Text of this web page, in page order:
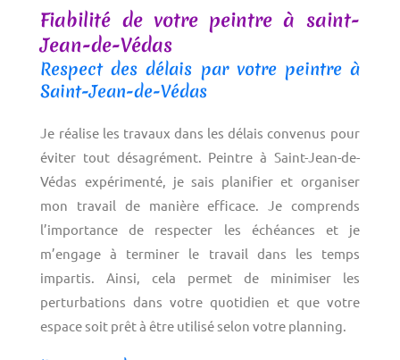
Fiabilité de votre peintre à saint-
Jean-de-Védas
Respect des délais par votre peintre à
Saint-Jean-de-Védas
Je réalise les travaux dans les délais convenus pour
éviter tout désagrément. Peintre à Saint-Jean-de-
Védas expérimenté, je sais planifier et organiser
mon travail de manière efficace. Je comprends
l’importance de respecter les échéances et je
m’engage à terminer le travail dans les temps
impartis. Ainsi, cela permet de minimiser les
perturbations dans votre quotidien et que votre
espace soit prêt à être utilisé selon votre planning.